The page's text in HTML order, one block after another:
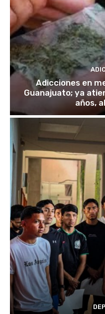
Adicciones en
Guanajuato; ya
años,